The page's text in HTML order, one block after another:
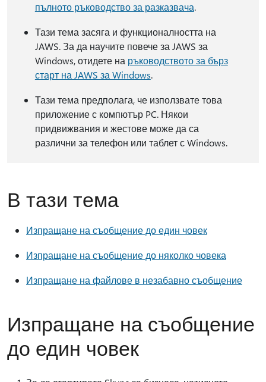
пълното ръководство за разказвача.
Тази тема засяга и функционалността на
JAWS. За да научите повече за JAWS за
Windows, отидете на ръководството за бърз
старт на JAWS за Windows.
Тази тема предполага, че използвате това
приложение с компютър PC. Някои
придвижвания и жестове може да са
различни за телефон или таблет с Windows.
В тази тема
Изпращане на съобщение до един човек
Изпращане на съобщение до няколко човека
Изпращане на файлове в незабавно съобщение
Изпращане на съобщение
до един човек